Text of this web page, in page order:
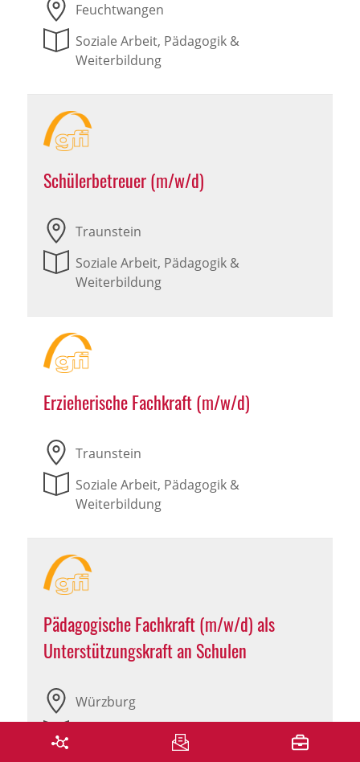
Feuchtwangen
Soziale Arbeit, Pädagogik &
Weiterbildung
Schülerbetreuer (m/w/d)
Traunstein
Soziale Arbeit, Pädagogik &
Weiterbildung
Erzieherische Fachkraft (m/w/d)
Traunstein
Soziale Arbeit, Pädagogik &
Weiterbildung
Pädagogische Fachkraft (m/w/d) als
Unterstützungskraft an Schulen
Würzburg
Soziale Arbeit, Pädagogik &